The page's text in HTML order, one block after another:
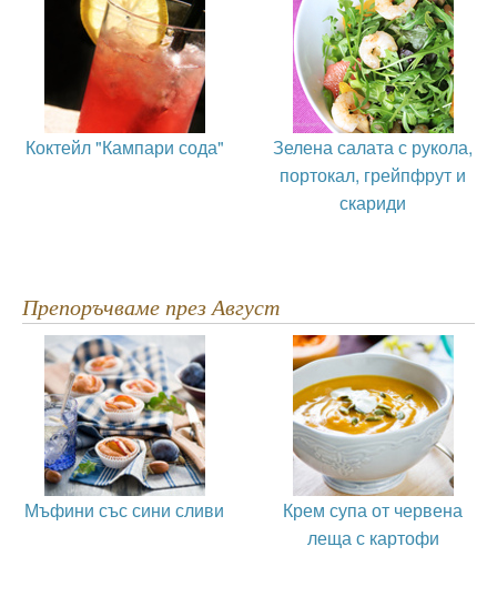
Коктейл "Кампари сода"
Зелена салата с рукола,
портокал, грейпфрут и
скариди
Препоръчваме през Август
Мъфини със сини сливи
Крем супа от червена
леща с картофи